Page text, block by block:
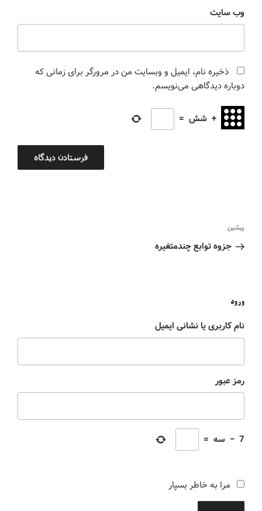
وب‌ سایت
ذخیره نام، ایمیل و وبسایت من در مرورگر برای زمانی که
دوباره دیدگاهی می‌نویسم.
+ شش =
پیشین
جزوه توابع چندمتغیره
ورود
نام کاربری یا نشانی ایمیل
رمز عبور
7
− سه =
مرا به خاطر بسپار